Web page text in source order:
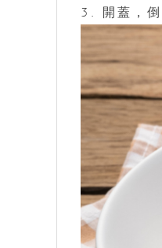
3. 開蓋，倒